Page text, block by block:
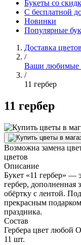
Букеты со
С бесплатной
Новинки
Популярные
Доставка
/
Ваши любимые
/
11 гербер
11 гербер
Возможна замена
цветов
Описание
Букет «11 гербер» —
гербер, дополненная
обёртку с лентой.
прекрасным
праздника.
Состав
Гербера цвет любой
11 шт.